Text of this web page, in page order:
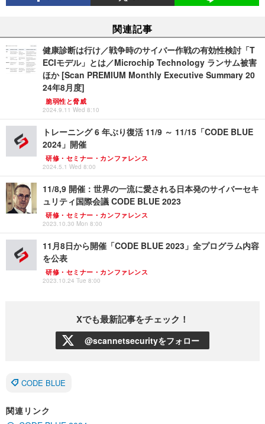
関連記事
健康診断は行け／戦争時のサイバー作戦の有効性検討「T
ECIモデル」とは／Microchip Technology ランサム被害
ほか [Scan PREMIUM Monthly Executive Summary 20
24年8月度]
脆弱性と脅威
2024.9.11 Wed 8:10
トレーニング 6 年ぶり復活 11/9 ～ 11/15「CODE BLUE
2024」開催
研修・セミナー・カンファレンス
2024.5.1 Wed 8:00
11/8,9 開催：世界の一流に愛される日本発のサイバーセキ
ュリティ国際会議 CODE BLUE 2023
研修・セミナー・カンファレンス
2023.10.30 Mon 8:00
11月8日から開催「CODE BLUE 2023」全プログラム内容
を公表
研修・セミナー・カンファレンス
2023.10.24 Tue 8:00
Xでも最新記事をチェック！
@scannetsecurityをフォロー
CODE BLUE
関連リンク